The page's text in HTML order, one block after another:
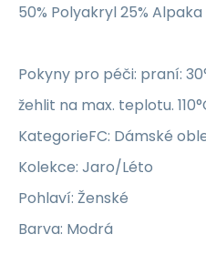
50% Polyakryl 25% Alpaka
Pokyny pro péči: praní:
žehlit na max. teplotu.
KategorieFC: Dámské
Kolekce: Jaro/Léto
Pohlaví: Ženské
Barva: Modrá